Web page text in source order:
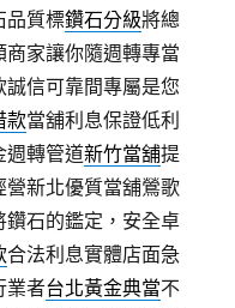
品質標鑽石分級將總
家讓你隨週轉專當
信可靠間專屬是您
款當舖利息保證低利
週轉管道新竹當舖提
新北優質當舖鶯歌
鑽石的鑑定，安全卓
合法利息實體店面急
業者台北黃金典當不